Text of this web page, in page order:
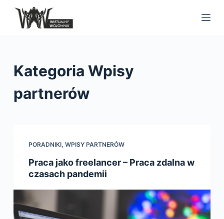
S
o
c
o
Kategoria Wpisy
partnerów
PORADNIKI, WPISY PARTNERÓW
Praca jako freelancer – Praca zdalna w
czasach pandemii